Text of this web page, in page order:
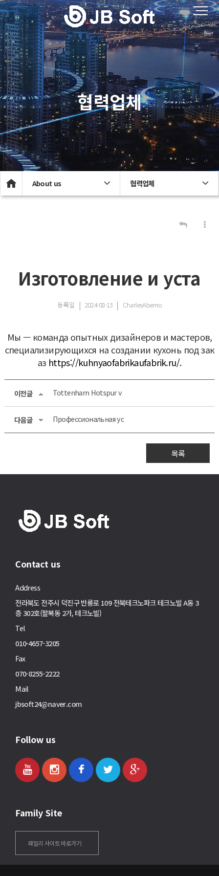
협력업체
About us 협력업체
Изготовление и уста
등록일 2024-08-13 CharlesAbemo
Мы — команда опытных дизайнеров и мастеров,
специализирующихся на создании кухонь под зак
аз https://kuhnyaofabrikaufabrik.ru/.
이전글 Tottenham Hotspur v
다음글 Профессиональная ус
목록
Contact us
Address
전라북도 전주시 덕진구 반룡로 109 전북테크노파크 테크노빌 A동 3
층 302호(팔복동 2가, 테크노빌)
Tel
010-4657-3205
Fax
070-8255-2222
Mail
jbsoft24@naver.com
Follow us
Family Site
패밀리 사이트 바로가기